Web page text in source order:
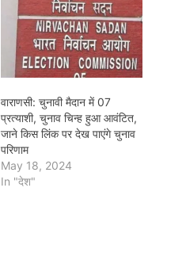
वाराणसी: चुनावी मैदान में 07
प्रत्याशी, चुनाव चिन्ह हुआ आवंटित,
जाने किस लिंक पर देख पाएंगे चुनाव
परिणाम
May 18, 2024
In "देश"